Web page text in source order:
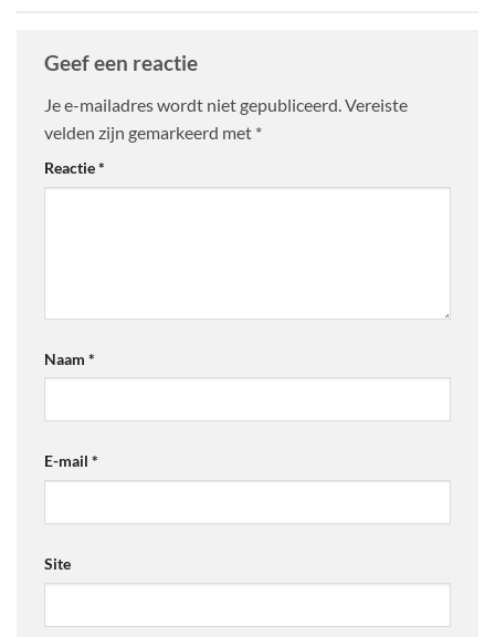
Geef een reactie
Je e-mailadres wordt niet gepubliceerd.Vereiste
velden zijn gemarkeerd met *
Reactie*
Naam *
E-mail *
Site